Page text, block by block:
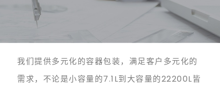
我们提供多元化的容器包装，满足客户多元化的
需求，不论是小容量的7.1L到大容量的22200L皆